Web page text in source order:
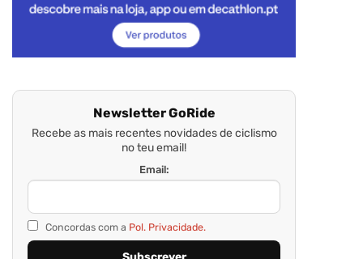
Newsletter GoRide
Recebe as mais recentes novidades de ciclismo
no teu email!
Email:
Concordas com a Pol. Privacidade.